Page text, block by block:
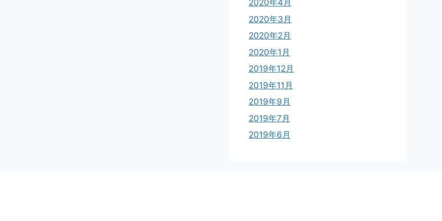
2020年4月
2020年3月
2020年2月
2020年1月
2019年12月
2019年11月
2019年9月
2019年7月
2019年6月